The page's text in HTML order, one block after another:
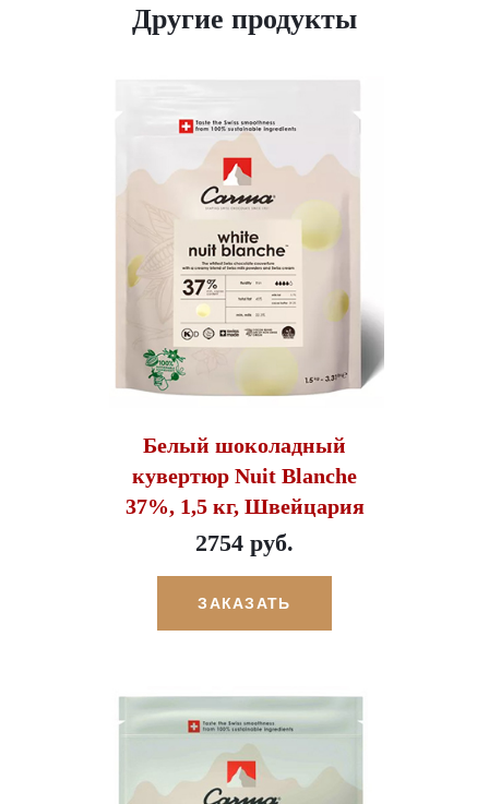
Другие продукты
Белый шоколадный
кувертюр Nuit Blanche
37%, 1,5 кг, Швейцария
2754 руб.
ЗАКАЗАТЬ